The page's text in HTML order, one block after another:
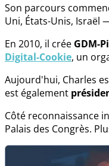
Son parcours
Uni, États-Unis, Israël
En 2010, il crée GDM-
Digital-Cookie, un
Aujourd'hui, Charles
est également
Côté reconnaissance
Palais des Congrès.